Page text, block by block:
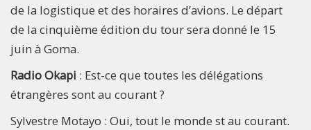
de la logistique et des horaires d’avions. Le départ
de la cinquième édition du tour sera donné le 15
juin à Goma.
Radio Okapi : Est-ce que toutes les délégations
étrangères sont au courant ?
Sylvestre Motayo : Oui, tout le monde st au courant.